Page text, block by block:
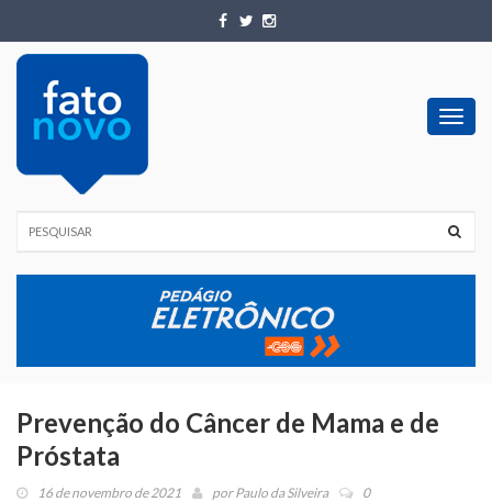
Prevenção do Câncer de Mama e de
Próstata
16 de novembro de 2021 porPaulo da Silveira 0